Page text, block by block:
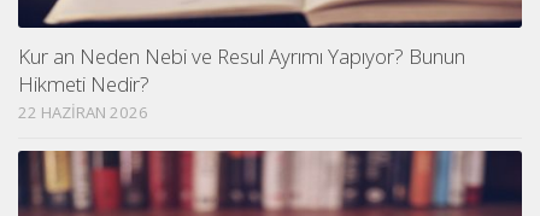
Kur an Neden Nebi ve Resul Ayrımı Yapıyor? Bunun
Hikmeti Nedir?
22 HAZIRAN 2026